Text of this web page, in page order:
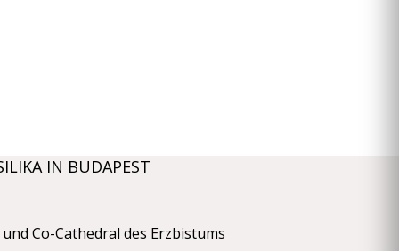
IN BUDAPEST
Co-Cathedral des Erzbistums